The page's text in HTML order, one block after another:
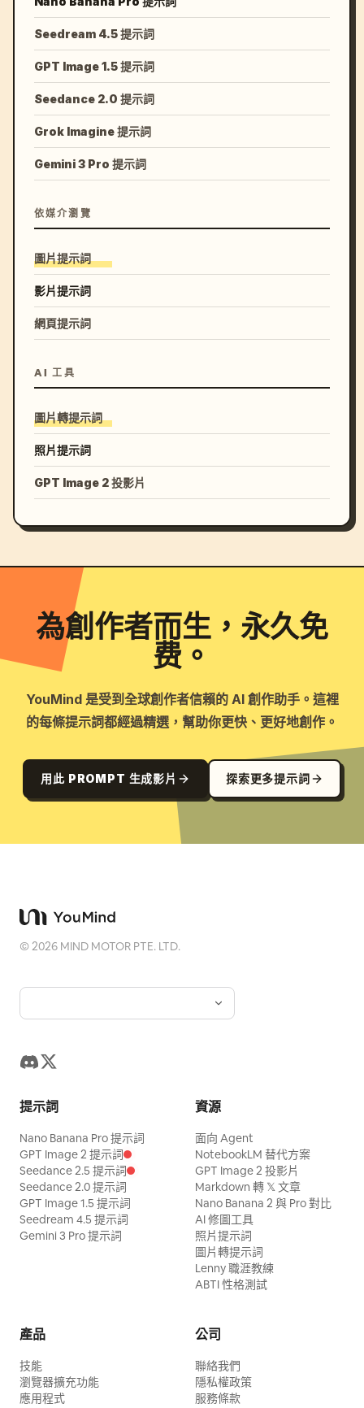
Seedream 4.5 提示詞
GPT Image 1.5 提示詞
Seedance 2.0 提示詞
Grok Imagine 提示詞
Gemini 3 Pro 提示詞
依媒介瀏覽
圖片提示詞
影片提示詞
網頁提示詞
AI 工具
圖片轉提示詞
照片提示詞
GPT Image 2 投影片
為創作者而生，永久免
费。
YouMind 是受到全球創作者信賴的 AI 創作助手。這裡
的每條提示詞都經過精選，幫助你更快、更好地創作。
用此 PROMPT 生成影片 探索更多提示詞
©2026 MIND MOTOR PTE. LTD.
提示詞
Nano Banana Pro 提示詞
GPT Image 2 提示詞
Seedance 2.5 提示詞
Seedance 2.0 提示詞
GPT Image 1.5 提示詞
Seedream 4.5 提示詞
Gemini 3 Pro 提示詞
資源
面向 Agent
NotebookLM 替代方案
GPT Image 2 投影片
Markdown 轉 𝕏 文章
Nano Banana 2 與 Pro 對比
AI 修圖工具
照片提示詞
圖片轉提示詞
Lenny 職涯教練
ABTI 性格測試
產品
技能
瀏覽器擴充功能
應用程式
公司
聯絡我們
隱私權政策
服務條款